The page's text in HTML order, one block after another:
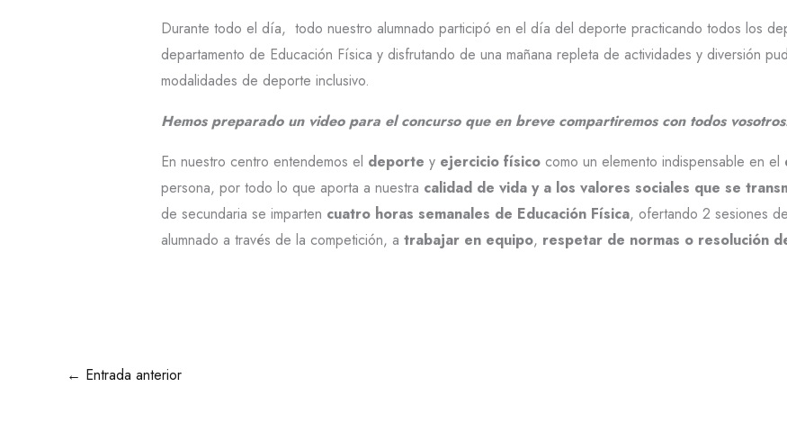
Durante todo el día, todo nuestro alumnado participó en el día del deporte practicando todos los
departamento de Educación Física y disfrutando de una mañana repleta de actividades y diversión
modalidades de deporte inclusivo.
Hemos preparado un video para el concurso que en breve compartiremos con todos
En nuestro centro entendemos el deporte y ejercicio físico como un elemento indispensable en el
persona, por todo lo que aporta a nuestra calidad de vida y a los valores sociales que se
de secundaria se imparten cuatro horas semanales de Educación Física, ofertando 2 sesiones de
alumnado a través de la competición, a trabajar en equipo, respetar de normas o resolución
← Entrada anterior